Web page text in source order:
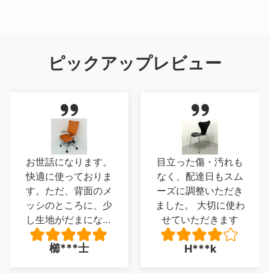
ピックアップレビュー
目立った傷・汚れも
なく、配達日もスム
ーズに調整いただき
ました。 大切に使わ
せていただきます
H***k
実物は想像以上のモ
ノでした、座面が写
真では気が付かなか
った木ではなく柔軟
性のある革製品とい
うのもよかった、唯
一足がフローリング
大***郎